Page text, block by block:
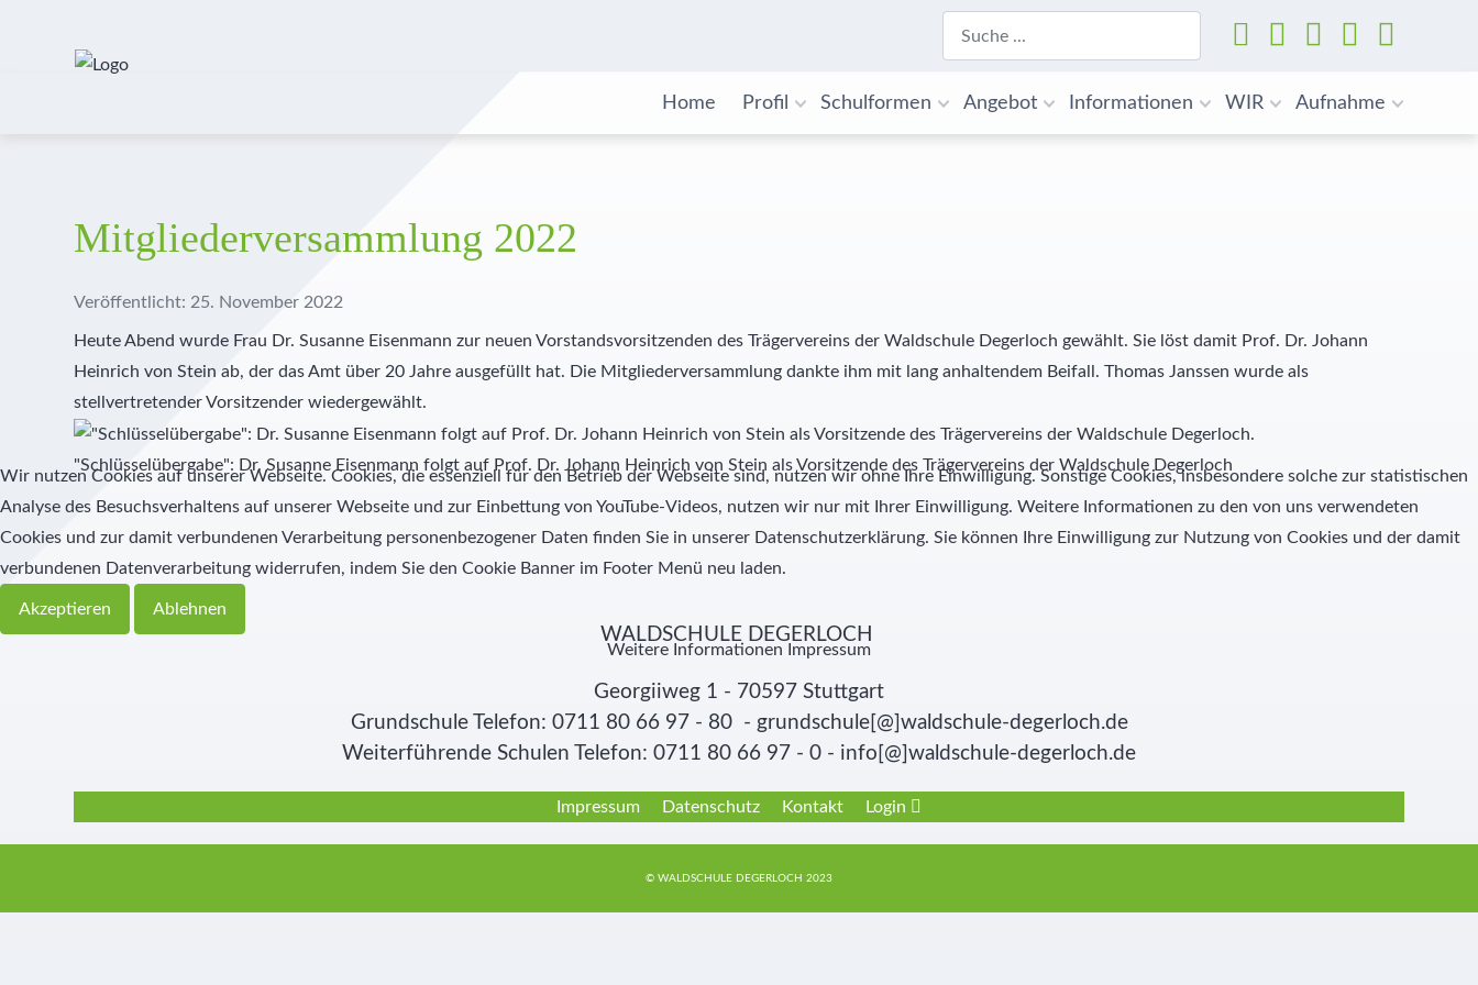
Suchen
Home Profil Schulformen Angebot Informationen WIR Aufnahme
Mitgliederversammlung 2022
Veröffentlicht: 25. November 2022
Heute Abend wurde Frau Dr. Susanne Eisenmann zur neuen Vorstandsvorsitzenden des Trägervereins der Waldschule Degerloch gewählt. Sie löst damit Prof. Dr. Johann
Heinrich von Stein ab, der das Amt über 20 Jahre ausgefüllt hat. Die Mitgliederversammlung dankte ihm mit lang anhaltendem Beifall. Thomas Janssen wurde als
stellvertretender Vorsitzender wiedergewählt.
"Schlüsselübergabe": Dr. Susanne Eisenmann folgt auf Prof. Dr. Johann Heinrich von Stein als Vorsitzende des Trägervereins der Waldschule Degerloch
WALDSCHULE DEGERLOCH
Georgiiweg 1 - 70597 Stuttgart
Grundschule Telefon: 0711 80 66 97 - 80 - grundschule[@]waldschule-degerloch.de
Weiterführende Schulen Telefon: 0711 80 66 97 - 0 - info[@]waldschule-degerloch.de
Impressum Datenschutz Kontakt Login
© WALDSCHULE DEGERLOCH 2023
Wir nutzen Cookies auf unserer Webseite. Cookies, die essenziell für den Betrieb der Webseite sind, nutzen wir ohne Ihre Einwilligung. Sonstige Cookies, insbesondere solche zur statistischen
Analyse des Besuchsverhaltens auf unserer Webseite und zur Einbettung von YouTube-Videos, nutzen wir nur mit Ihrer Einwilligung. Weitere Informationen zu den von uns verwendeten
Cookies und zur damit verbundenen Verarbeitung personenbezogener Daten finden Sie in unserer Datenschutzerklärung. Sie können Ihre Einwilligung zur Nutzung von Cookies und der damit
verbundenen Datenverarbeitung widerrufen, indem Sie den Cookie Banner im Footer Menü neu laden.
Akzeptieren Ablehnen
Weitere Informationen Impressum